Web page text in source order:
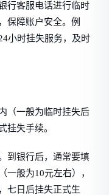
行客服电话进行临时
保障账户安全。例
小时挂失服务，及时
（一般为临时挂失后
挂失手续。
到银行后，通常要填
一般为10元左右），
七日后挂失正式生